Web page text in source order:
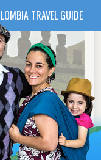
TRAVEL GUIDE